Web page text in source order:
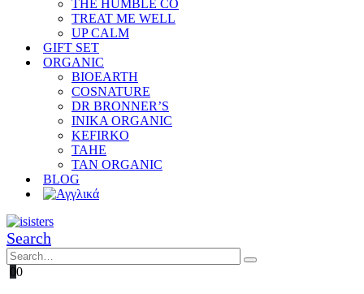
THE HUMBLE CO
TREAT ME WELL
UP CALM
GIFT SET
ORGANIC
BIOEARTH
COSNATURE
DR BRONNER’S
INIKA ORGANIC
KEFIRKO
TAHE
TAN ORGANIC
BLOG
Search
00